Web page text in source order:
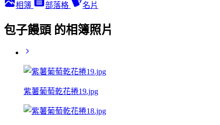
相簿 部落格 名片
包子饅頭 的相簿照片
紫薯葡萄乾花捲19.jpg